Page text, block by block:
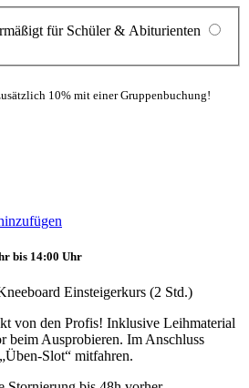
für Schüler & Abiturienten
10% mit einer Gruppenbuchung!
bis 14:00 Uhr
Einsteigerkurs (2 Std.)
von den Profis! Inklusive Leihmaterial
beim Ausprobieren. Im Anschluss
Slot“ mitfahren.